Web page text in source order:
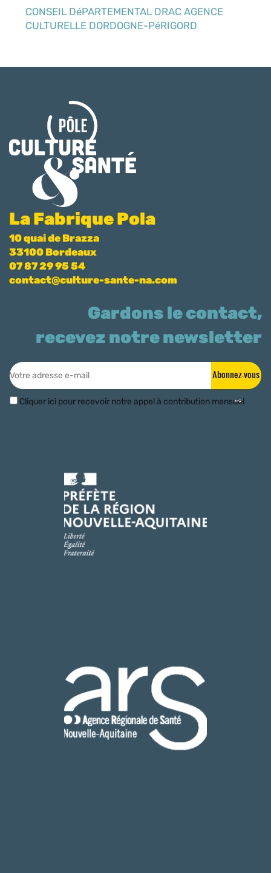
CONSEIL DéPARTEMENTAL DRAC AGENCE
CULTURELLE DORDOGNE-PéRIGORD
La Fabrique Pola
10 quai de Brazza
33100 Bordeaux
07 87 29 95 54
contact@culture-sante-na.com
Gardons le contact,
recevez notre newsletter
Abonnez-vous
Cliquer ici pour recevoir notre appel à contribution mensuel